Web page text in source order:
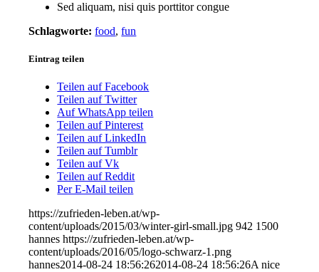
Sed aliquam, nisi quis porttitor congue
Schlagworte: food,fun
Eintrag teilen
Teilen auf Facebook
Teilen auf Twitter
Auf WhatsApp teilen
Teilen auf Pinterest
Teilen auf LinkedIn
Teilen auf Tumblr
Teilen auf Vk
Teilen auf Reddit
Per E-Mail teilen
https://zufrieden-leben.at/wp-
content/uploads/2015/03/winter-girl-small.jpg 942 1500
hannes https://zufrieden-leben.at/wp-
content/uploads/2016/05/logo-schwarz-1.png
hannes2014-08-24 18:56:262014-08-24 18:56:26A nice